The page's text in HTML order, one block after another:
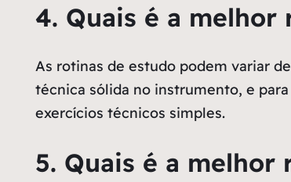
4. Quais é a
As rotinas de estudo podem variar
técnica sólida no instrumento, e
exercícios técnicos simples.
5. Quais é a